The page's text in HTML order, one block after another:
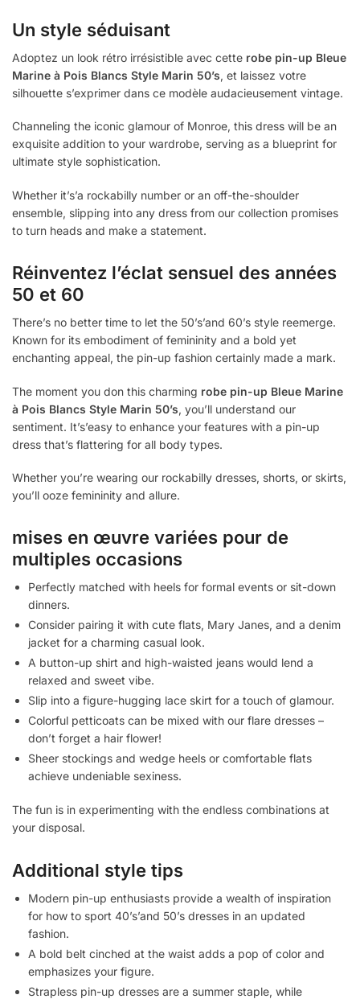
Un style séduisant
Adoptez un look rétro irrésistible avec cette robe pin-up Bleue
Marine à Pois Blancs Style Marin 50’s, et laissez votre
silhouette s’exprimer dans ce modèle audacieusement vintage.
Channeling the iconic glamour of Monroe, this dress will be an
exquisite addition to your wardrobe, serving as a blueprint for
ultimate style sophistication.
Whether it’s’a rockabilly number or an off-the-shoulder
ensemble, slipping into any dress from our collection promises
to turn heads and make a statement.
Réinventez l’éclat sensuel des années
50 et 60
There’s no better time to let the 50’s’and 60’s style reemerge.
Known for its embodiment of femininity and a bold yet
enchanting appeal, the pin-up fashion certainly made a mark.
The moment you don this charming robe pin-up Bleue Marine
à Pois Blancs Style Marin 50’s, you’ll understand our
sentiment. It’s’easy to enhance your features with a pin-up
dress that’s flattering for all body types.
Whether you’re wearing our rockabilly dresses, shorts, or skirts,
you’ll ooze femininity and allure.
mises en œuvre variées pour de
multiples occasions
Perfectly matched with heels for formal events or sit-down
dinners.
Consider pairing it with cute flats, Mary Janes, and a denim
jacket for a charming casual look.
A button-up shirt and high-waisted jeans would lend a
relaxed and sweet vibe.
Slip into a figure-hugging lace skirt for a touch of glamour.
Colorful petticoats can be mixed with our flare dresses –
don’t forget a hair flower!
Sheer stockings and wedge heels or comfortable flats
achieve undeniable sexiness.
The fun is in experimenting with the endless combinations at
your disposal.
Additional style tips
Modern pin-up enthusiasts provide a wealth of inspiration
for how to sport 40’s’and 50’s dresses in an updated
fashion.
A bold belt cinched at the waist adds a pop of color and
emphasizes your figure.
Strapless pin-up dresses are a summer staple, while